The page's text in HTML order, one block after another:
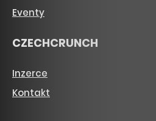
Eventy
CZECHCRUNCH
Inzerce
Kontakt